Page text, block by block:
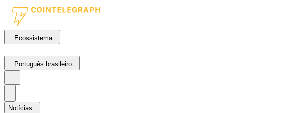
Ecossistema
Português brasileiro
Notícias